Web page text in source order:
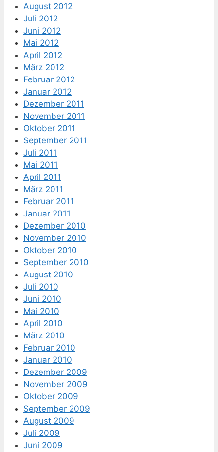
August 2012
Juli 2012
Juni 2012
Mai 2012
April 2012
März 2012
Februar 2012
Januar 2012
Dezember 2011
November 2011
Oktober 2011
September 2011
Juli 2011
Mai 2011
April 2011
März 2011
Februar 2011
Januar 2011
Dezember 2010
November 2010
Oktober 2010
September 2010
August 2010
Juli 2010
Juni 2010
Mai 2010
April 2010
März 2010
Februar 2010
Januar 2010
Dezember 2009
November 2009
Oktober 2009
September 2009
August 2009
Juli 2009
Juni 2009